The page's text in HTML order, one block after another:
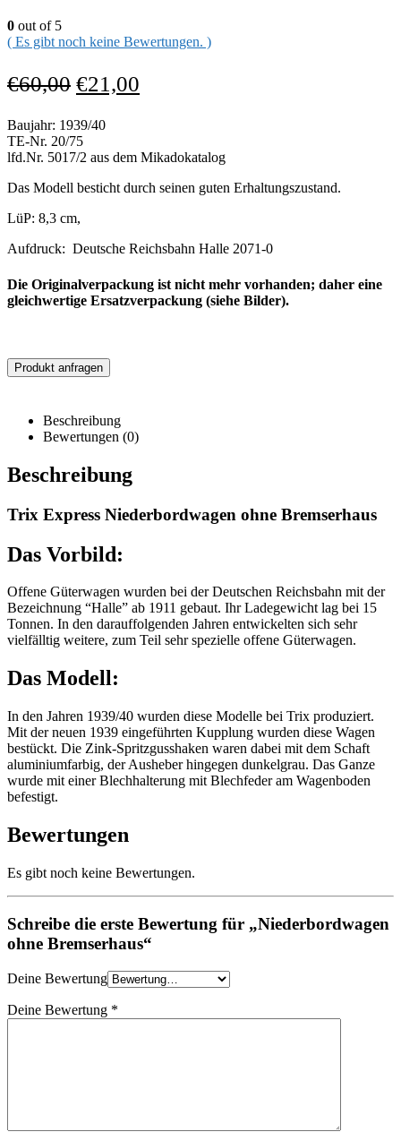
0 out of 5
( Es gibt noch keine Bewertungen. )
€60,00 €21,00
Baujahr: 1939/40
TE-Nr. 20/75
lfd.Nr. 5017/2 aus dem Mikadokatalog
Das Modell besticht durch seinen guten Erhaltungszustand.
LüP: 8,3 cm,
Aufdruck: Deutsche Reichsbahn Halle 2071-0
Die Originalverpackung ist nicht mehr vorhanden; daher eine
gleichwertige Ersatzverpackung (siehe Bilder).
Produkt anfragen
Beschreibung
Bewertungen (0)
Beschreibung
Trix Express Niederbordwagen ohne Bremserhaus
Das Vorbild:
Offene Güterwagen wurden bei der Deutschen Reichsbahn mit der
Bezeichnung “Halle” ab 1911 gebaut. Ihr Ladegewicht lag bei 15
Tonnen. In den darauffolgenden Jahren entwickelten sich sehr
vielfälltig weitere, zum Teil sehr spezielle offene Güterwagen.
Das Modell:
In den Jahren 1939/40 wurden diese Modelle bei Trix produziert.
Mit der neuen 1939 eingeführten Kupplung wurden diese Wagen
bestückt. Die Zink-Spritzgusshaken waren dabei mit dem Schaft
aluminiumfarbig, der Ausheber hingegen dunkelgrau. Das Ganze
wurde mit einer Blechhalterung mit Blechfeder am Wagenboden
befestigt.
Bewertungen
Es gibt noch keine Bewertungen.
Schreibe die erste Bewertung für „Niederbordwagen
ohne Bremserhaus“
Deine Bewertung
Deine Bewertung *